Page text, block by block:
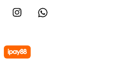
Facebook Instagram